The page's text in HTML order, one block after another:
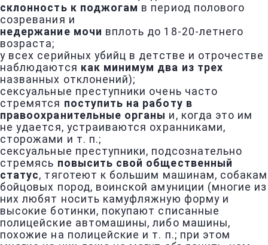
склонность к поджогам в период полового
созревания и
недержание мочи вплоть до 18-20-летнего
возраста;
у всех серийных убийц в детстве и отрочестве
наблюдаются как минимум два из трех
названных отклонений);
сексуальные преступники очень часто
стремятся поступить на работу в
правоохранительные органы и, когда это им
не удается, устраиваются охранниками,
сторожами и т. п.;
сексуальные преступники, подсознательно
стремясь повысить свой общественный
статус, тяготеют к большим машинам, собакам
бойцовых пород, воинской амуниции (многие из
них любят носить камуфляжную форму и
высокие ботинки, покупают списанные
полицейские автомашины, либо машины,
похожие на полицейские и т. п.; при этом